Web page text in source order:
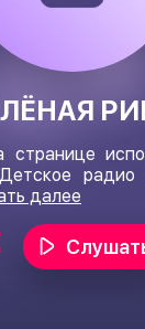
далее